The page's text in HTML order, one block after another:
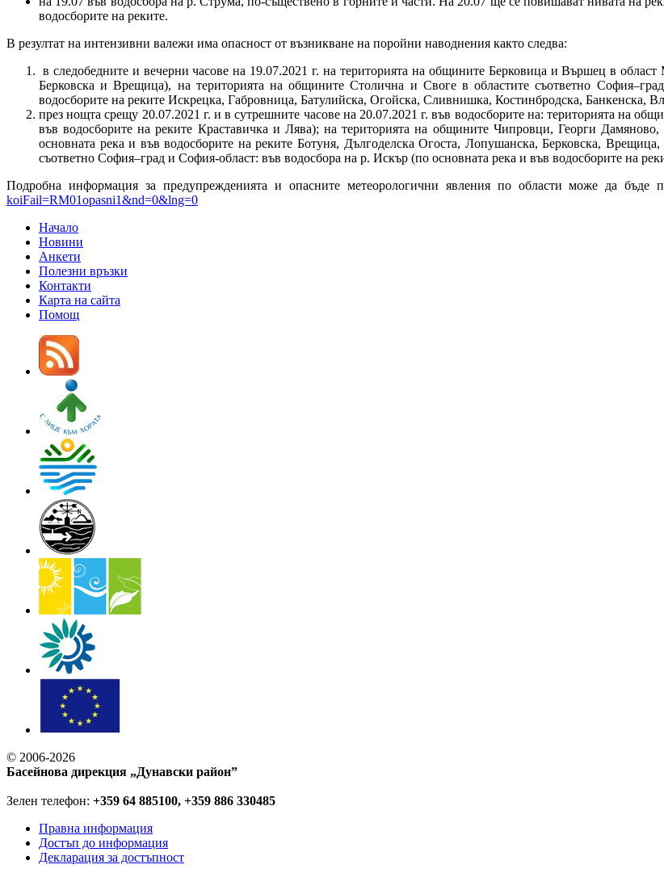
водосборите на реките.
В резултат на интензивни валежи има опасност от възникване на поройни наводнения както следва:
в следобедните и вечерни часове на 19.07.2021 г. на територията на общините Берковица и Вършец в
Берковска и Врещица), на територията на общините Столична и Своге в областите съответно
водосборите на реките Искрецка, Габровница, Батулийска, Огойска, Сливнишка, Костинбродска, Банкенска,
през нощта срещу 20.07.2021 г. и в сутрешните часове на 20.07.2021 г. във водосборите на: територията на
във водосборите на реките Краставичка и Лява); на територията на общините Чипровци, Георги
основната река и във водосборите на реките Ботуня, Дългоделска Огоста, Лопушанска, Берковска,
съответно София–град и София-област: във водосбора на р. Искър (по основната река и във водосборите на
Подробна информация за предупрежденията и опасните метеорологични явления по области може да бъде
koiFail=RM01opasni1&nd=0&lng=0
Начало
Новини
Анкети
Полезни връзки
Контакти
Карта на сайта
Помощ
© 2006-2026
Басейнова дирекция „Дунавски район”
Зелен телефон: +359 64 885100, +359 886 330485
Правна информация
Достъп до информация
Декларация за достъпност